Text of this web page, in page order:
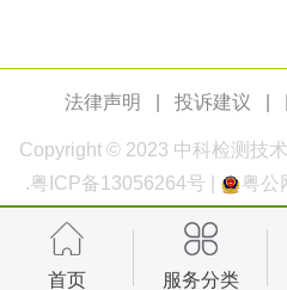
法律声明 投诉建议
Copyright © 2023 中科检测 技
.粤ICP备13056264号 粤公
首页 服务分类
防冻液检